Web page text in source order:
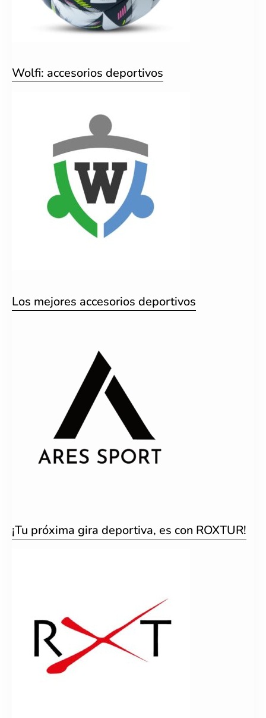
Wolfi: accesorios deportivos
Los mejores accesorios deportivos
¡Tu próxima gira deportiva, es con ROXTUR!